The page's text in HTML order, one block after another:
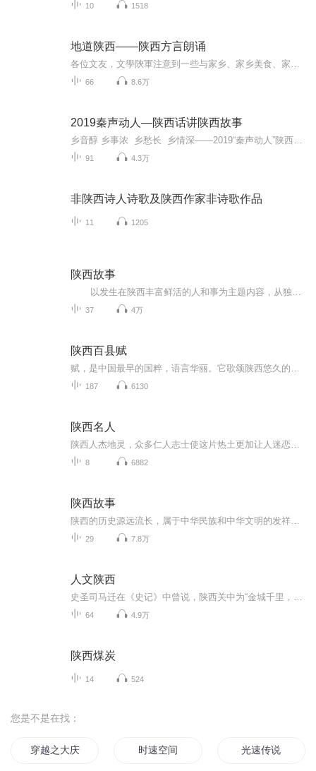
10 1518
地道陕西——陕西方言朗诵
66 8.6万
2019秦声动人—陕西话讲陕西故事
91 4.3万
非陕西诗人诗歌及陕西作家非诗歌作品
11 1205
陕西故事
37 4万
陕西百县赋
187 6130
陕西名人
8 6882
陕西故事
29 7.8万
人文陕西
64 4.9万
陕西煤炭
14 524
您是不是在找：
穿越之大庆帝国 时速空间 光速传说